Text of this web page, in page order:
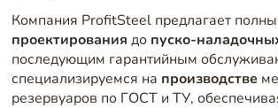
Компания ProfitSteel предлагает
проектирования до пуско-
последующим гарантийным
специализируемся на производстве
резервуаров по ГОСТ и ТУ,